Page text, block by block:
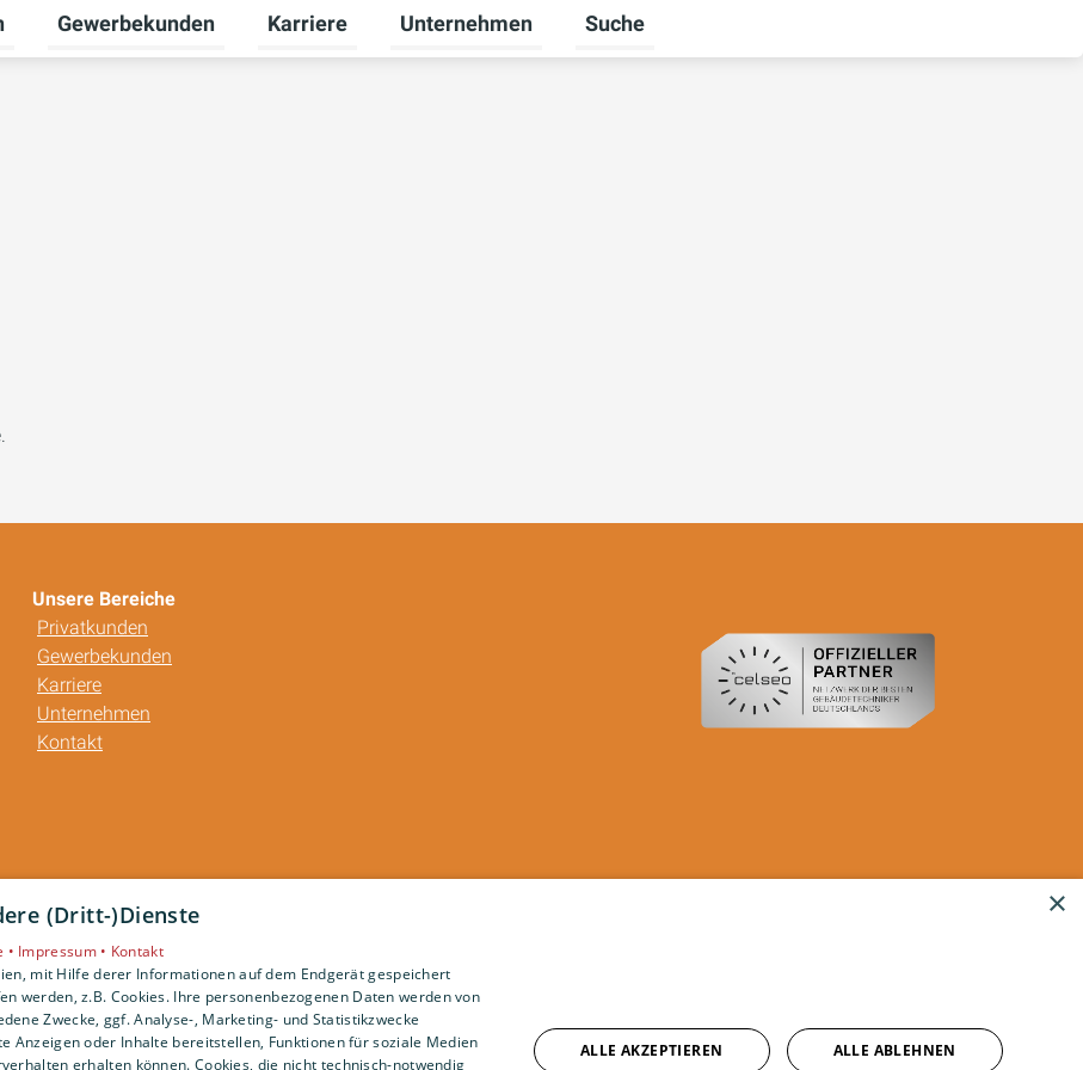
Untermenü für Privatkunden umschalten
Gewerbekunden
Untermenü für Gewerbekunden umschalten
Karriere
Untermenü für Karriere umschalten
Unternehmen
Untermenü für Unternehmen umschalten
Suche
Unsere Bereiche
Privatkunden
Gewerbekunden
Karriere
Unternehmen
Kontakt
×
(Dritt-)Dienste
• Impressum • Kontakt
mit Hilfe derer Informationen auf dem Endgerät gespeichert
werden, z.B. Cookies. Ihre personenbezogenen Daten werden von
Zwecke, ggf. Analyse-, Marketing- und Statistikzwecke
oder Inhalte bereitstellen, Funktionen für soziale Medien
erhalten können. Cookies, die nicht technisch-notwendig
ALLE AKZEPTIEREN ALLE ABLEHNEN